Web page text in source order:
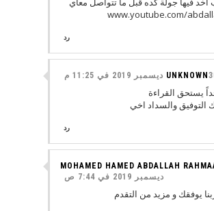
www.youtube.com/
رد
UNKNOWN في 11:25 م
يستحق القراءة
التوفيق والسداد اخي
رد
MOHAMED HAMED ABDALLAH
ديسمبر 2019 في 7:44 ص
يوفقك و مزيد من التقدم